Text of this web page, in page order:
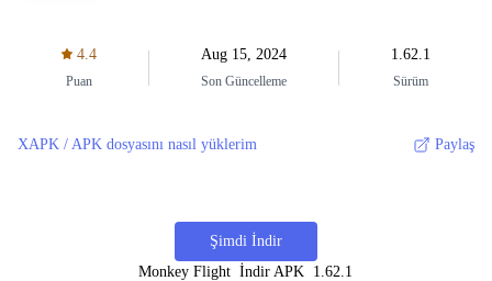
4.4
Puan
Aug 15, 2024
Son Güncelleme
1.62.1
Sürüm
XAPK / APK dosyasını nasıl yüklerim Paylaş
Şimdi İndir
Monkey Flight İndir APK 1.62.1